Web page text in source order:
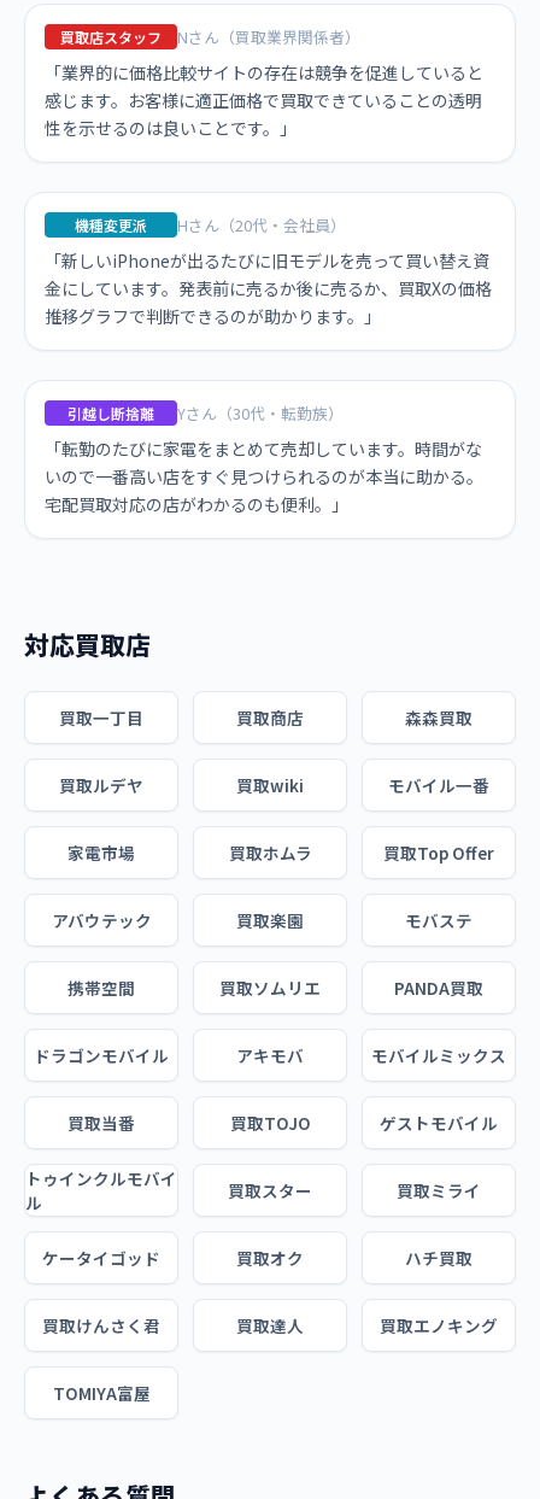
買取店スタッフ Nさん（買取業界関係者）
「業界的に価格比較サイトの存在は競争を促進していると
感じます。お客様に適正価格で買取できていることの透明
性を示せるのは良いことです。」
機種変更派 Hさん（20代・会社員）
「新しいiPhoneが出るたびに旧モデルを売って買い替え資
金にしています。発表前に売るか後に売るか、買取Xの価格
推移グラフで判断できるのが助かります。」
引越し断捨離 Yさん（30代・転勤族）
「転勤のたびに家電をまとめて売却しています。時間がな
いので一番高い店をすぐ見つけられるのが本当に助かる。
宅配買取対応の店がわかるのも便利。」
対応買取店
買取一丁目 買取商店 森森買取
買取ルデヤ 買取wiki モバイル一番
家電市場 買取ホムラ 買取Top Offer
アバウテック 買取楽園 モバステ
携帯空間 買取ソムリエ PANDA買取
ドラゴンモバイル アキモバ モバイルミックス
買取当番 買取TOJO ゲストモバイル
トゥインクルモバイ
ル
買取スター 買取ミライ
ケータイゴッド 買取オク ハチ買取
買取けんさく君 買取達人 買取エノキング
TOMIYA富屋